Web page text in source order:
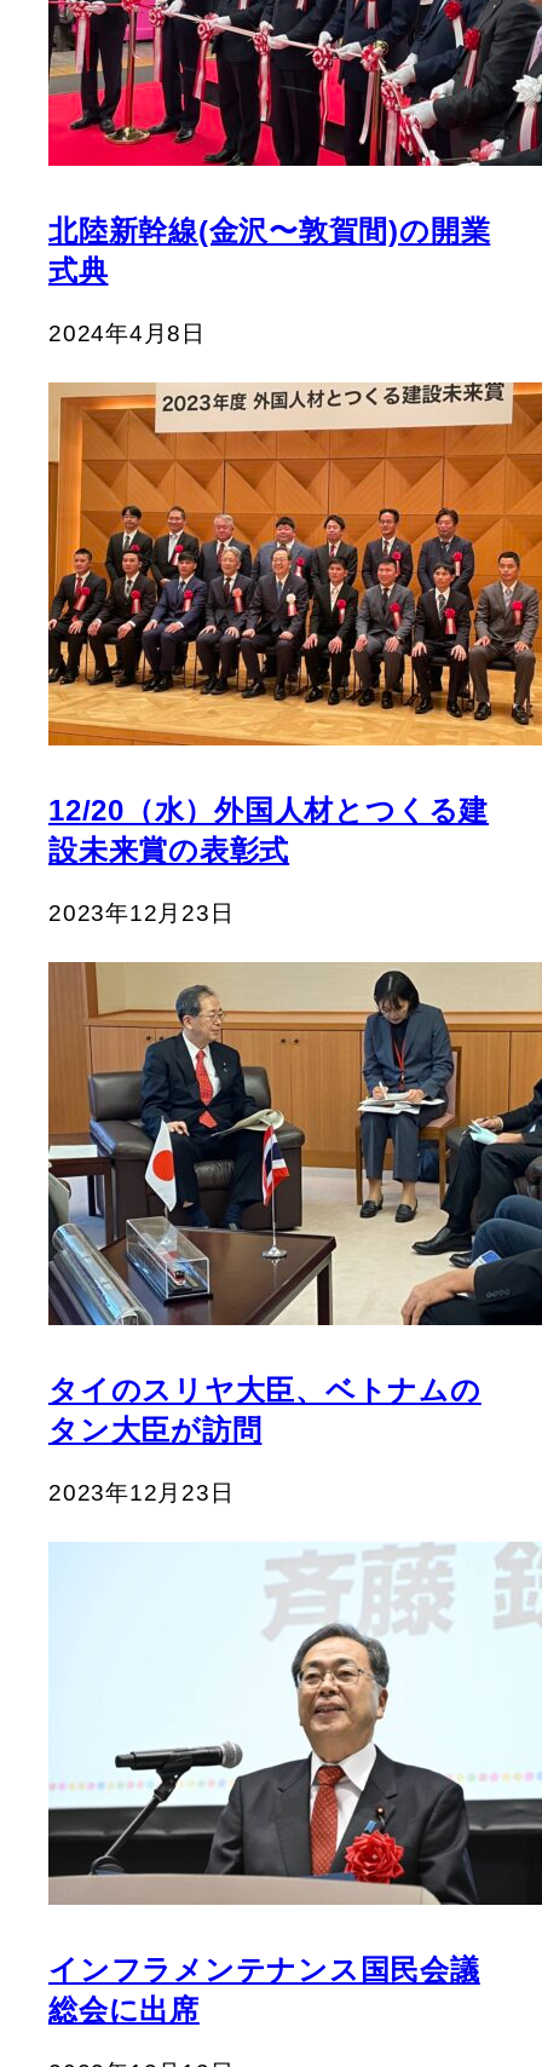
北陸新幹線(金沢〜敦賀間)の開業
式典
2024年4月8日
12/20（水）外国人材とつくる建
設未来賞の表彰式
2023年12月23日
タイのスリヤ大臣、ベトナムの
タン大臣が訪問
2023年12月23日
インフラメンテナンス国民会議
総会に出席